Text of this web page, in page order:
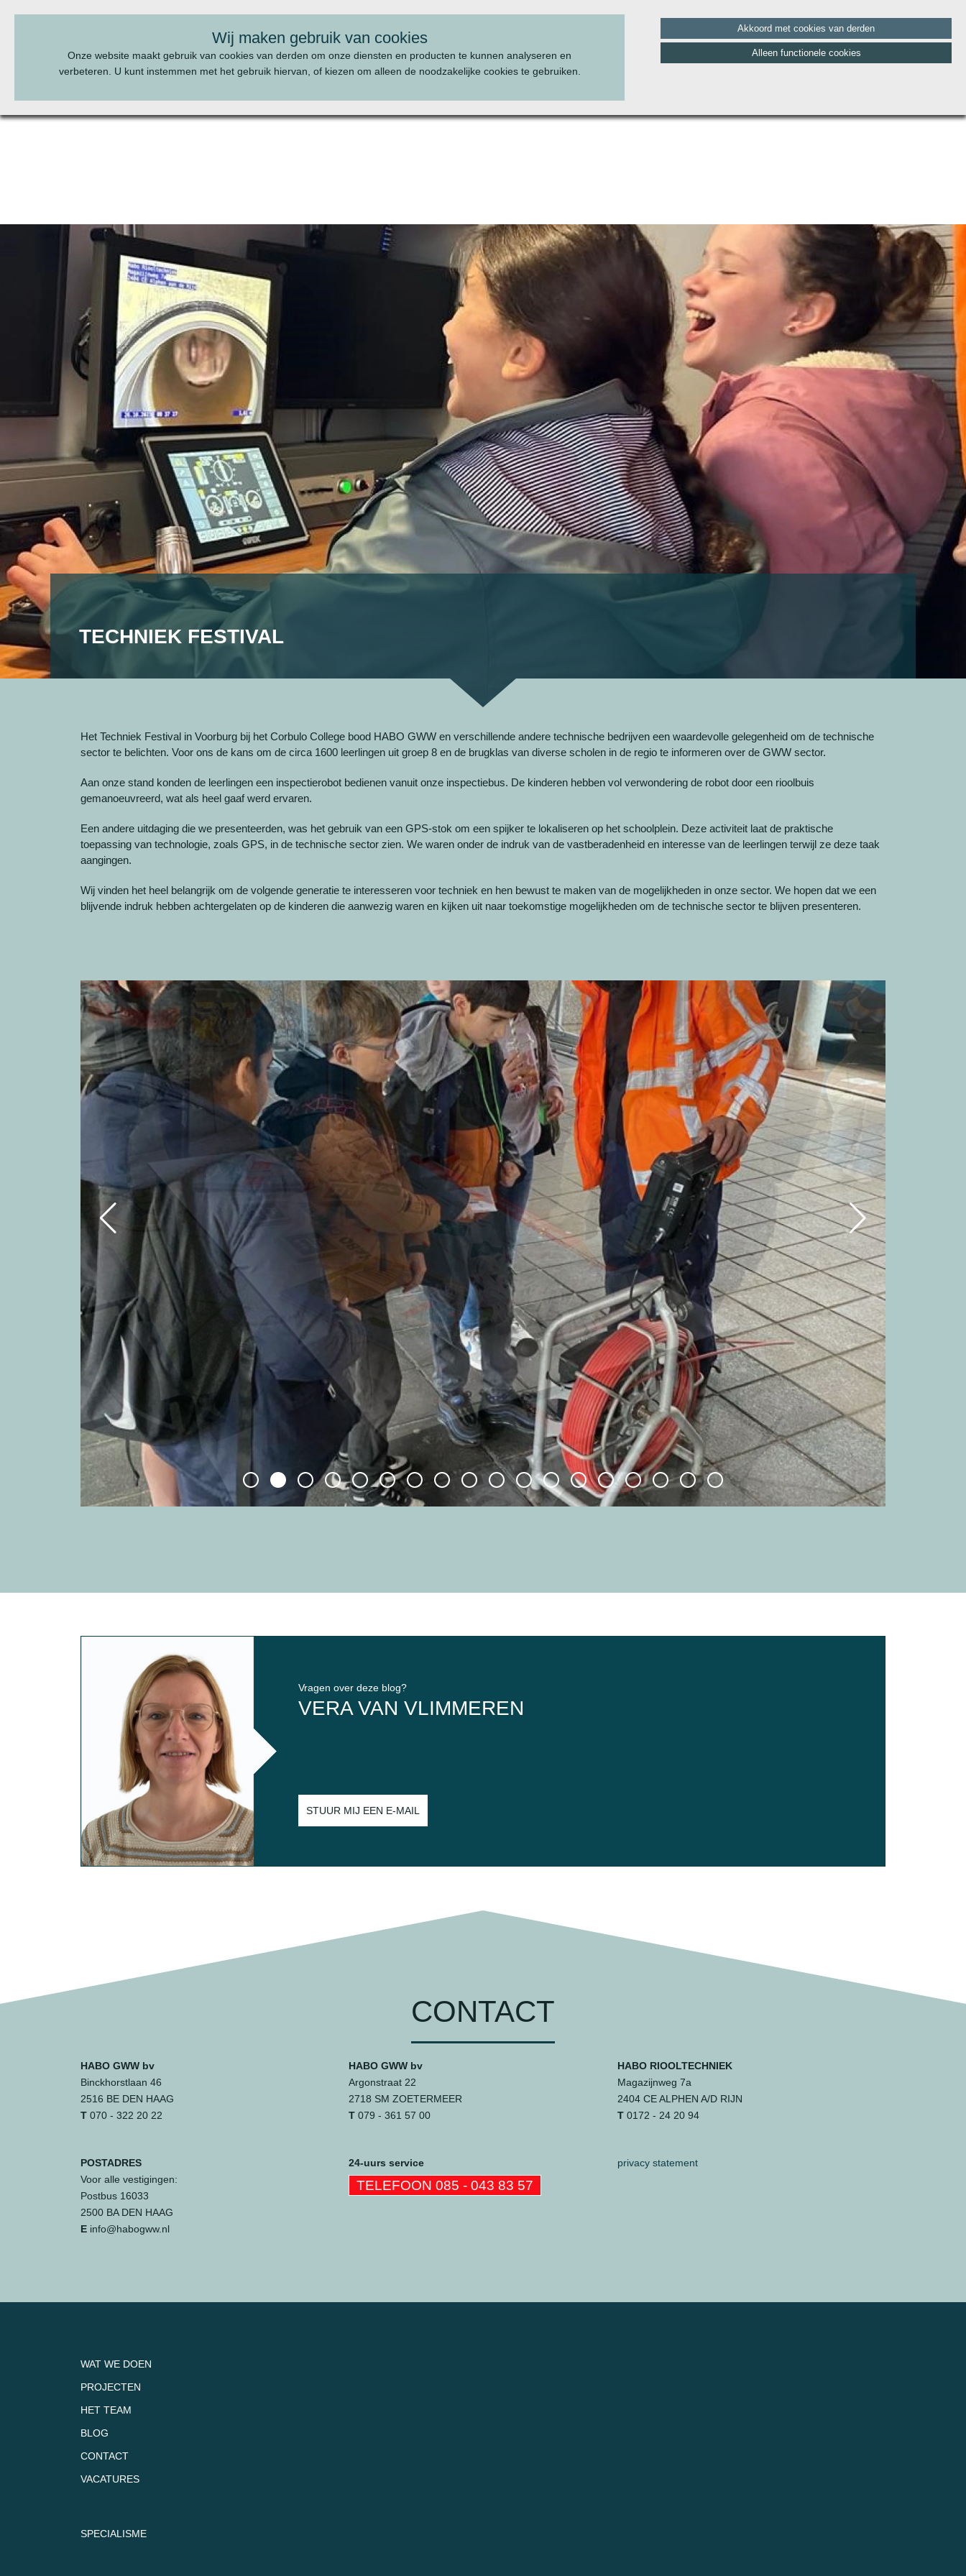
Wij maken gebruik van cookies
Onze website maakt gebruik van cookies van derden om onze diensten en producten te kunnen analyseren en
verbeteren. U kunt instemmen met het gebruik hiervan, of kiezen om alleen de noodzakelijke cookies te gebruiken.
Akkoord met cookies van derden
Alleen functionele cookies
BEL ONS:070 - 322 20 22
TECHNIEK FESTIVAL
Het Techniek Festival in Voorburg bij het Corbulo College bood HABO GWW en verschillende andere technische bedrijven een waardevolle gelegenheid om de technische
sector te belichten. Voor ons de kans om de circa 1600 leerlingen uit groep 8 en de brugklas van diverse scholen in de regio te informeren over de GWW sector.
Aan onze stand konden de leerlingen een inspectierobot bedienen vanuit onze inspectiebus. De kinderen hebben vol verwondering de robot door een rioolbuis
gemanoeuvreerd, wat als heel gaaf werd ervaren.
Een andere uitdaging die we presenteerden, was het gebruik van een GPS-stok om een spijker te lokaliseren op het schoolplein. Deze activiteit laat de praktische
toepassing van technologie, zoals GPS, in de technische sector zien. We waren onder de indruk van de vastberadenheid en interesse van de leerlingen terwijl ze deze taak
aangingen.
Wij vinden het heel belangrijk om de volgende generatie te interesseren voor techniek en hen bewust te maken van de mogelijkheden in onze sector. We hopen dat we een
blijvende indruk hebben achtergelaten op de kinderen die aanwezig waren en kijken uit naar toekomstige mogelijkheden om de technische sector te blijven presenteren.
Vragen over deze blog?
VERA VAN VLIMMEREN
STUUR MIJ EEN E-MAIL
CONTACT
HABO GWW bv
Binckhorstlaan 46
2516 BE DEN HAAG
T 070 - 322 20 22
HABO GWW bv
Argonstraat 22
2718 SM ZOETERMEER
T 079 - 361 57 00
HABO RIOOLTECHNIEK
Magazijnweg 7a
2404 CE ALPHEN A/D RIJN
T0172 - 24 20 94
POSTADRES
Voor alle vestigingen:
Postbus 16033
2500 BA DEN HAAG
E info@habogww.nl
24-uurs service
TELEFOON 085 - 043 83 57
privacy statement
WAT WE DOEN
PROJECTEN
HET TEAM
BLOG
CONTACT
VACATURES
SPECIALISME